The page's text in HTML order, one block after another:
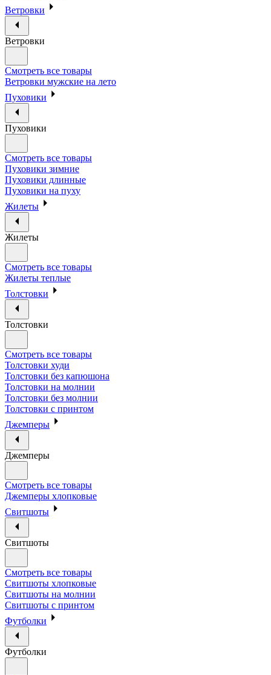
Ветровки
Ветровки
Смотреть все товары
Ветровки мужские на лето
Пуховики
Пуховики
Смотреть все товары
Пуховики зимние
Пуховики длинные
Пуховики на пуху
Жилеты
Жилеты
Смотреть все товары
Жилеты теплые
Толстовки
Толстовки
Смотреть все товары
Толстовки худи
Толстовки без капюшона
Толстовки на молнии
Толстовки без молнии
Толстовки с принтом
Джемперы
Джемперы
Смотреть все товары
Джемперы хлопковые
Свитшоты
Свитшоты
Смотреть все товары
Свитшоты хлопковые
Свитшоты на молнии
Свитшоты с принтом
Футболки
Футболки